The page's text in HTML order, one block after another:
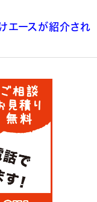
エースが紹介され